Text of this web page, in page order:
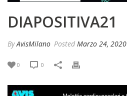
DIAPOSITIVA21
ByAvisMilano Posted Marzo 24, 2020
0 0